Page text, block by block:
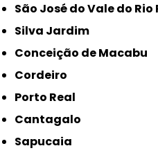
São José do Vale do Rio
Silva Jardim
Conceição de Macabu
Cordeiro
Porto Real
Cantagalo
Sapucaia